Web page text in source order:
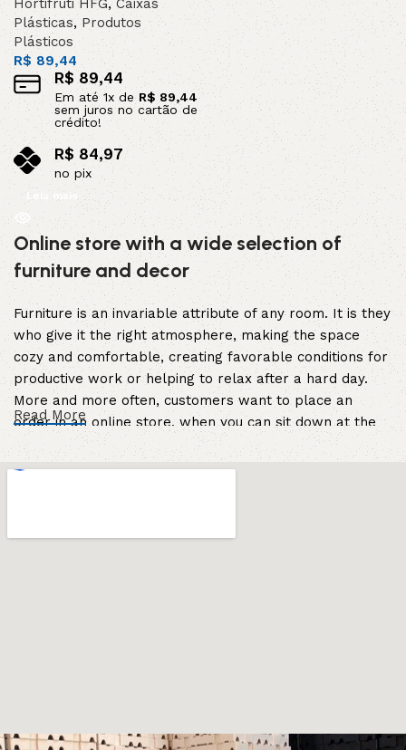
Hortifruti HFG, Caixas
Plásticas,Produtos
Plásticos
R$ 89,44
R$ 89,44
Em até 1x de R$ 89,44
sem juros no cartão de
crédito!
R$ 84,97
no pix
Leia mais
Online store with a wide selection of
furniture and decor
Furniture is an invariable attribute of any room. It is they
who give it the right atmosphere, making the space
cozy and comfortable, creating favorable conditions for
productive work or helping to relax after a hard day.
More and more often, customers want to place an
order in an online store, when you can sit down at the
computer in your free time, arrange the furniture in the
photo and calmly buy the furniture you like. The online
connoisseurs of beauty. We have selected for you the
Read More